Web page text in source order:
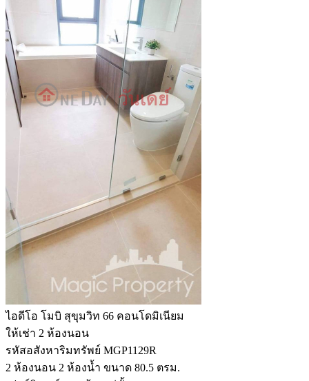
ไอดีโอ โมบิ สุขุมวิท 66 คอนโดมิเนียม
ให้เช่า 2 ห้องนอน
รหัสอสังหาริมทรัพย์ MGP1129R
2 ห้องนอน 2 ห้องน้ำ ขนาด 80.5 ตรม.